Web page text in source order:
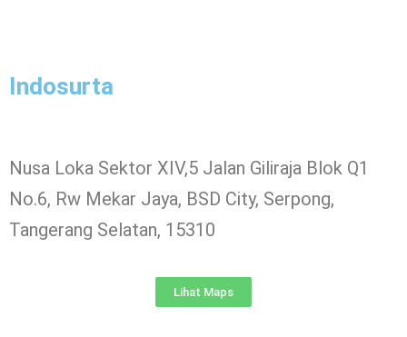
Indosurta
Nusa Loka Sektor XIV,5 Jalan Giliraja Blok Q1
No.6, Rw Mekar Jaya, BSD City, Serpong,
Tangerang Selatan, 15310
Lihat Maps